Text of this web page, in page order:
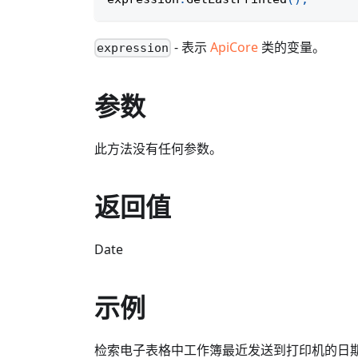
expression - 表示ApiCore 类的变量。
参数
此方法没有任何参数。
返回值
Date
示例
检索电子表格中工作簿最近发送到打印机的日